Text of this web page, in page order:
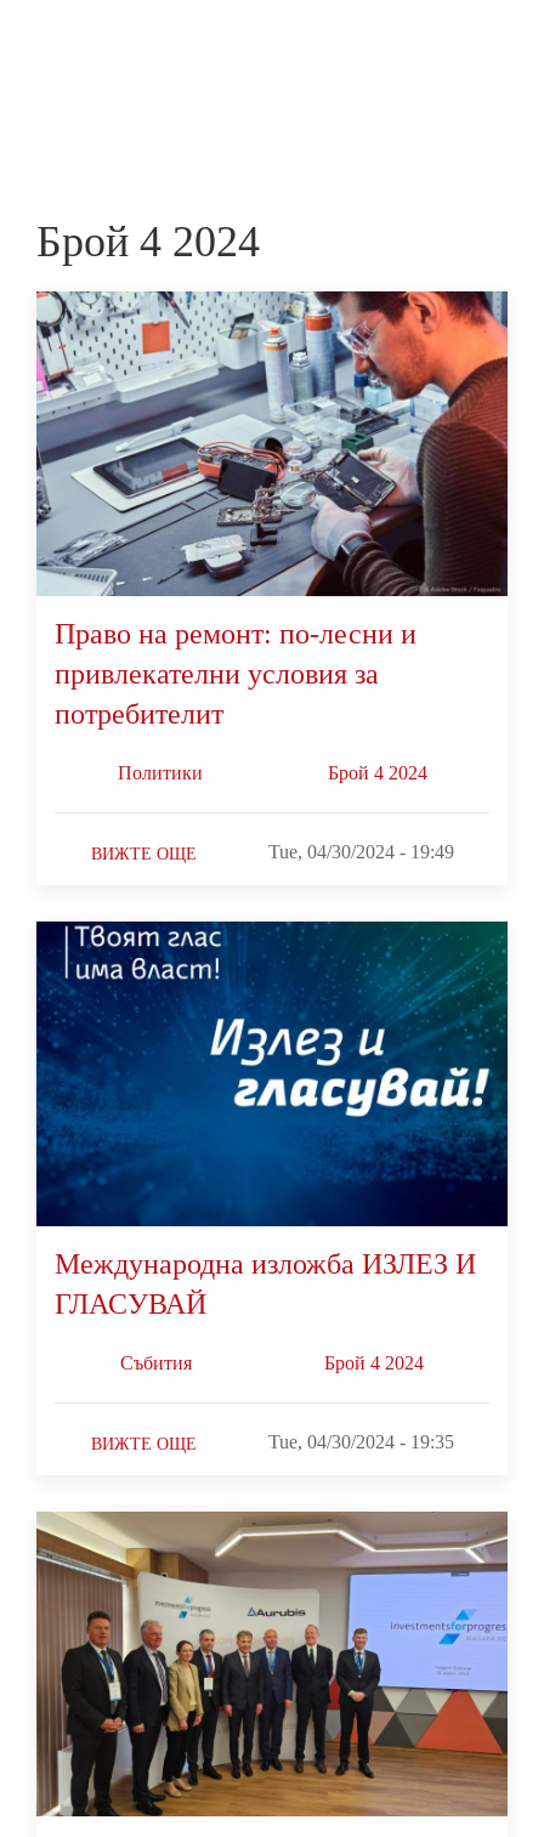
Брой 4 2024
Право на ремонт: по-лесни и
привлекателни условия за
потребителит
Политики Брой 4 2024
ВИЖТЕ ОЩЕ Tue, 04/30/2024 - 19:49
Международна изложба ИЗЛЕЗ И
ГЛАСУВАЙ
Събития Брой 4 2024
ВИЖТЕ ОЩЕ Tue, 04/30/2024 - 19:35